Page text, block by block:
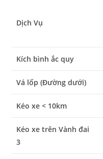
Dịch Vụ
Kích bình ắc quy
Vá lốp (Đường dưới)
Kéo xe < 10km
Kéo xe trên Vành đai
3